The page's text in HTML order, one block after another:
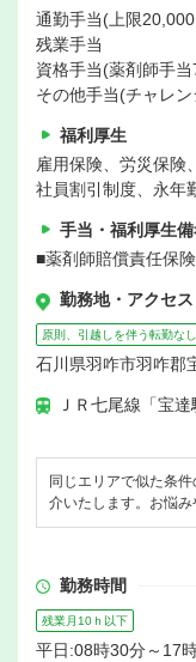
通勤手当(上限
残業手当
資格手当(薬剤師手
その他手当(チャレ
福利厚生
雇用保険、労災保険
社員割引制度、永年
手当・福利厚生
■薬剤師賠償責任保険
勤務地・アクセス
原則、引越しを伴う転勤なし
石川県羽咋市羽咋郡
ＪＲ七尾線「宝
同じエリアで似た条
介いたします。お悩
勤務時間
残業月10ｈ以下
平日:08時30分～17